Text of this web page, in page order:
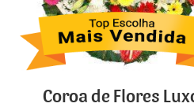
Coroa de Flores